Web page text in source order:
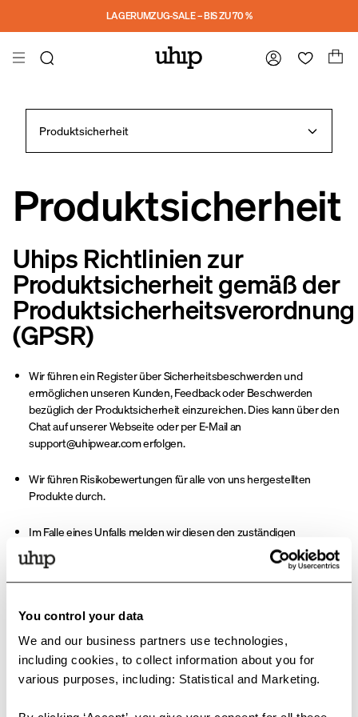
You control your data
We and our business partners use technologies,
including cookies, to collect information about you for
various purposes, including: Statistical and Marketing.
LAGERUMZUG-SALE – BIS ZU 70 %
Produktsicherheit
Produktsicherheit
Uhips Richtlinien zur
Produktsicherheit gemäß der
Produktsicherheitsverordnung
(GPSR)
Wir führen ein Register über Sicherheitsbeschwerden und
ermöglichen unseren Kunden, Feedback oder Beschwerden
bezüglich der Produktsicherheit einzureichen. Dies kann über den
Chat auf unserer Webseite oder per E-Mail an
support@uhipwear.com erfolgen.
Wir führen Risikobewertungen für alle von uns hergestellten
Produkte durch.
Im Falle eines Unfalls melden wir diesen den zuständigen
Behörden des Mitgliedsstaates, in dem der Unfall passiert ist.
Sollte ein Produkt aus Sicherheitsgründen zurückgerufen werden,
Rückerstattung, einen fehlerfreien Ersatz oder eine Reparatur des
Produkts an.
Unsere Produkte sind mit einer SKU- und Chargennummer
gekennzeichnet, um eine einfache Identifikation zu ermöglichen.